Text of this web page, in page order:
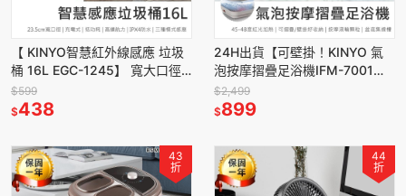
【 KINYO智慧紅外線感應 垃圾
桶 16L EGC-1245】 寬大口徑
$599
$438
24H出貨【可壁掛！KINYO 氣
泡按摩摺疊足浴機IFM-7001】
泡腳機 足浴機 泡腳桶 加熱泡腳
機 蒸熏泡腳機
$2,499
$899
43
折
44
折